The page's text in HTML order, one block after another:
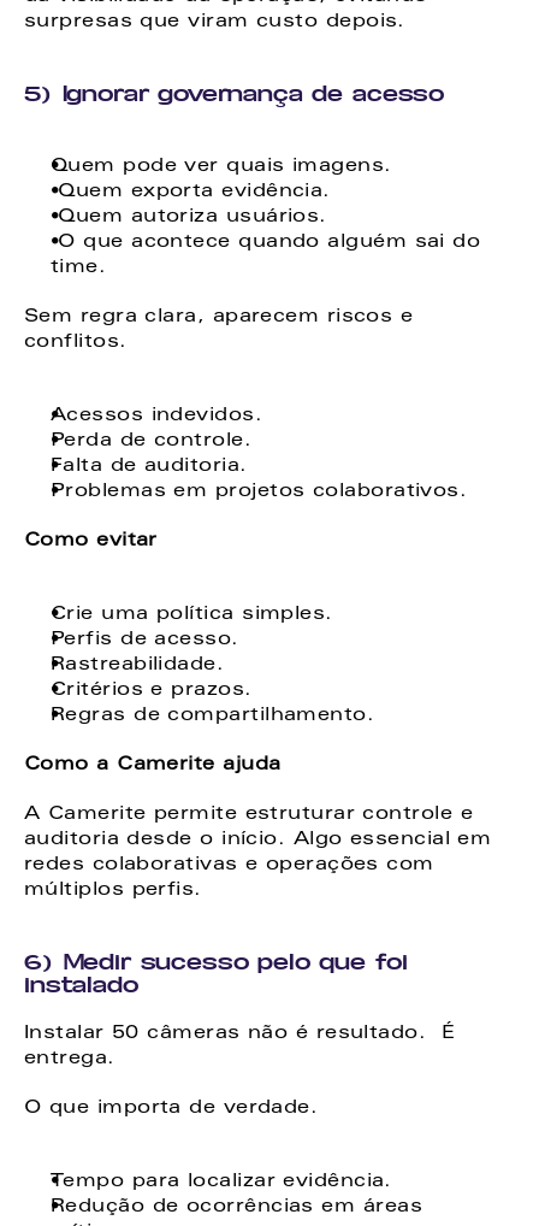
surpresas que viram custo depois.
5) Ignorar governança de acesso
Quem pode ver quais imagens.
Quem exporta evidência.
Quem autoriza usuários.
O que acontece quando alguém sai do
time.
Sem regra clara, aparecem riscos e
conflitos.
Acessos indevidos.
Perda de controle.
Falta de auditoria.
Problemas em projetos colaborativos.
Como evitar
Crie uma política simples.
Perfis de acesso.
Rastreabilidade.
Critérios e prazos.
Regras de compartilhamento.
Como a Camerite ajuda
A Camerite permite estruturar controle e
auditoria desde o início. Algo essencial em
redes colaborativas e operações com
múltiplos perfis.
6) Medir sucesso pelo que foi
instalado
Instalar 50 câmeras não é resultado.  É
entrega.
O que importa de verdade.
Tempo para localizar evidência.
Redução de ocorrências em áreas